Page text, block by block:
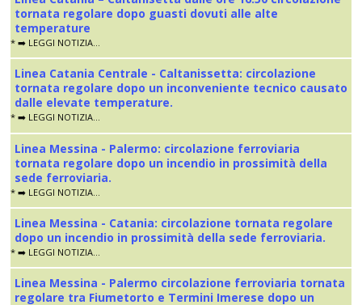
tornata regolare dopo guasti dovuti alle alte
temperature
* ➡️ LEGGI NOTIZIA...
Linea Catania Centrale - Caltanissetta: circolazione
tornata regolare dopo un inconveniente tecnico causato
dalle elevate temperature.
* ➡️ LEGGI NOTIZIA...
Linea Messina - Palermo: circolazione ferroviaria
tornata regolare dopo un incendio in prossimità della
sede ferroviaria.
* ➡️ LEGGI NOTIZIA...
Linea Messina - Catania: circolazione tornata regolare
dopo un incendio in prossimità della sede ferroviaria.
* ➡️ LEGGI NOTIZIA...
Linea Messina - Palermo circolazione ferroviaria tornata
regolare tra Fiumetorto e Termini Imerese dopo un